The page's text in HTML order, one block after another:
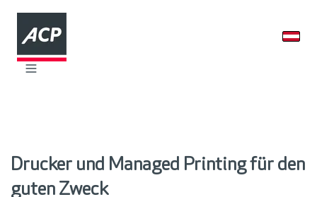
Drucker und Managed Printing für den
guten Zweck